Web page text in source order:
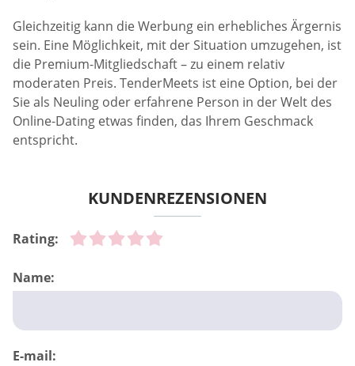
Gleichzeitig kann die Werbung ein erhebliches Ärgernis
sein. Eine Möglichkeit, mit der Situation umzugehen, ist
die Premium-Mitgliedschaft – zu einem relativ
moderaten Preis. TenderMeets ist eine Option, bei der
Sie als Neuling oder erfahrene Person in der Welt des
Online-Dating etwas finden, das Ihrem Geschmack
entspricht.
KUNDENREZENSIONEN
Rating:
Name:
E-mail: